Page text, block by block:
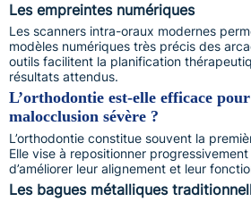
Les empreintes numériques
Les scanners intra-oraux modernes
modèles numériques très précis des
outils facilitent la planification
résultats attendus.
L’orthodontie est-elle efficace
malocclusion sévère ?
L’orthodontie constitue souvent la
Elle vise à repositionner
d’améliorer leur alignement et leur
Les bagues métalliques